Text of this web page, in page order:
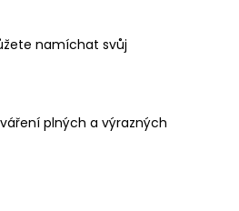
namíchat svůj
plných a výrazných